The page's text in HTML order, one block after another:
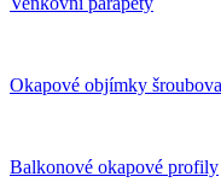
Okapové objímky
Balkonové okapové profily